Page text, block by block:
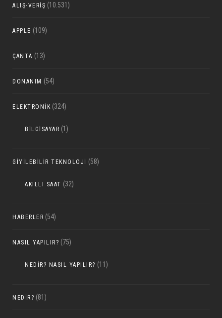
ALIŞ-VERIŞ (10.531)
APPLE (109)
ÇANTA (13)
DONANIM (54)
ELEKTRONIK (324)
BILGISAYAR (1)
GIYILEBILIR TEKNOLOJI (58)
AKILLI SAAT (32)
HABERLER (54)
NASIL YAPILIR? (75)
NEDIR? NASIL YAPILIR? (11)
NEDIR? (81)